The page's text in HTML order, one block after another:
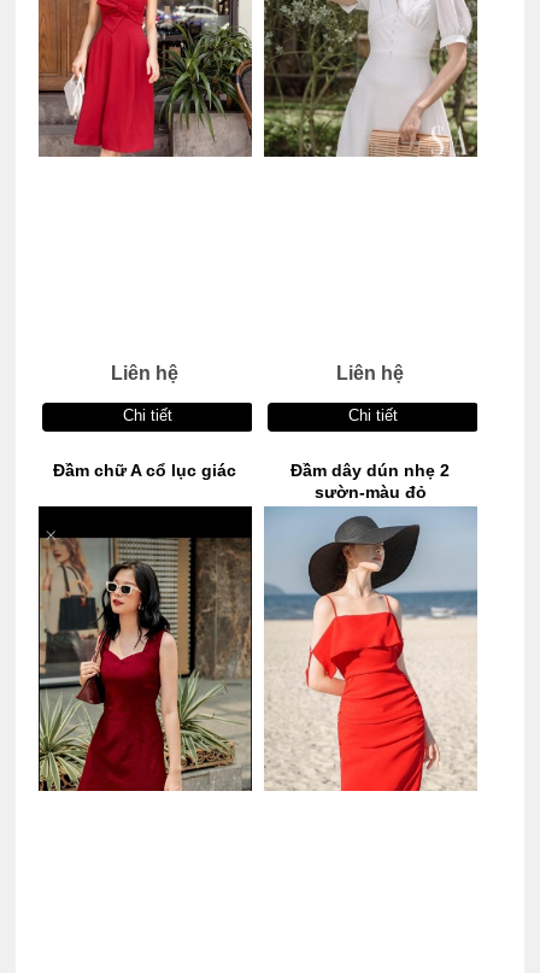
Liên hệ
Chi tiết
Liên hệ
Chi tiết
Đầm chữ A cổ lục giác
Đầm dây dún nhẹ 2
sườn-màu đỏ